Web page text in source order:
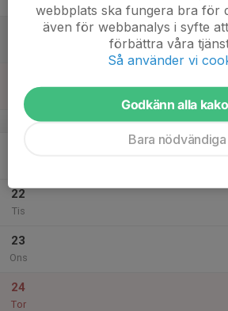
Sön
v.52
22
Tis
23
Ons
24
Tor
webbplats ska fungera bra för
även för webbanalys i syfte
förbättra våra
Så använder vi
Godkänn alla
Bara nödvändiga